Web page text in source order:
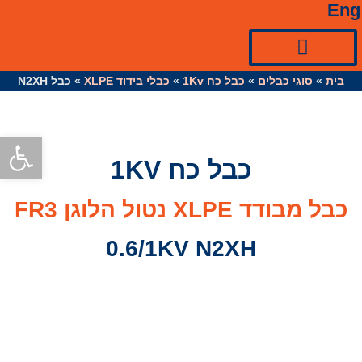
Eng
בית » סוגי כבלים » כבל כח 1Kv » כבלי בידוד XLPE » כבל N2XH
כבל כח 1KV
כבל מבודד XLPE נטול הלוגן FR3
0.6/1KV N2XH
פתח